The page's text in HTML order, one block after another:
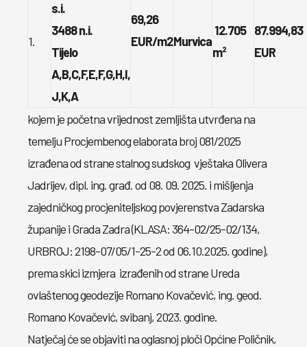
1.
s.i.
3488 n.i.
Tijelo
A,B,C,F,E,F,G,H,I,
J,K,A
69,26
EUR/m2Murvica
12.705
m²
87.994,83
EUR
kojem je početna vrijednost zemljišta utvrđena na
temelju Procjembenog elaborata broj 081/2025
izrađena od strane stalnog sudskog vještaka Olivera
Jadrijev, dipl. ing. građ. od 08. 09. 2025. i mišljenja
zajedničkog procjeniteljskog povjerenstva Zadarska
županije i Grada Zadra (KLASA: 364-02/25-02/134,
URBROJ: 2198-07/05/1-25-2 od 06.10.2025. godine),
prema skici izmjera izrađenih od strane Ureda
ovlaštenog geodezije Romano Kovačević, ing. geod.
Romano Kovačević, svibanj, 2023. godine.
Natječaj će se objaviti na oglasnoj ploči Općine Poličnik,